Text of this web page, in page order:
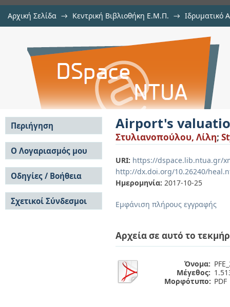
Αρχική Σελίδα → Κεντρική Βιβλιοθήκη Ε.Μ.Π. → Ιδρυματικό
Airport's valuation through
Airport's
Στυλιανοπούλου, Λίλη;
URI: https://dspace.lib.ntua.gr/
http://dx.doi.org/10.26240/
Ημερομηνία: 2017-10-25
Εμφάνιση πλήρους εγγραφής
Αρχεία σε αυτό το
Όνομα:
Μέγεθος:
Μορφότυπο: PDF
Περιήγηση
Σε όλο το DSpace
Κοινότητες & Συλλογές
Ανά Ημερομηνία
Έκδοσης
Συγγραφείς
Τίτλοι
Θέματα
Ο Λογαριασμός μου
Σύνδεση
Εγγραφή
Οδηγίες / Βοήθεια
Οδηγίες Υποβολής
Οδηγίες Χρήσης ΙΑ
Συχνές Ερωτήσεις
Σχετικοί Σύνδεσμοι